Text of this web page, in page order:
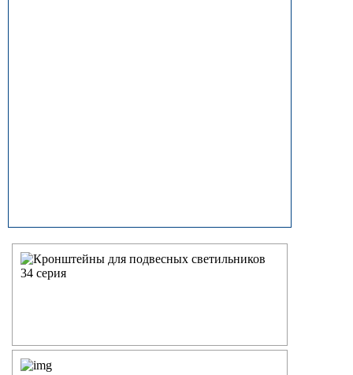
прямостоечные круглоконические
НФ Трубчатая опора освещения
Силовые опоры освещения